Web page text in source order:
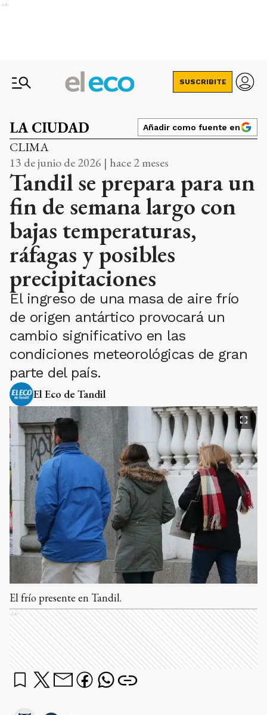
Ads
SUSCRIBITE
LA CIUDAD Añadir como fuente en
CLIMA
13 de junio de 2026 | hace 2 meses
Tandil se prepara para un
fin de semana largo con
bajas temperaturas,
ráfagas y posibles
precipitaciones
El ingreso de una masa de aire frío
de origen antártico provocará un
cambio significativo en las
condiciones meteorológicas de gran
parte del país.
El Eco de Tandil
El frío presente en Tandil.
Ads